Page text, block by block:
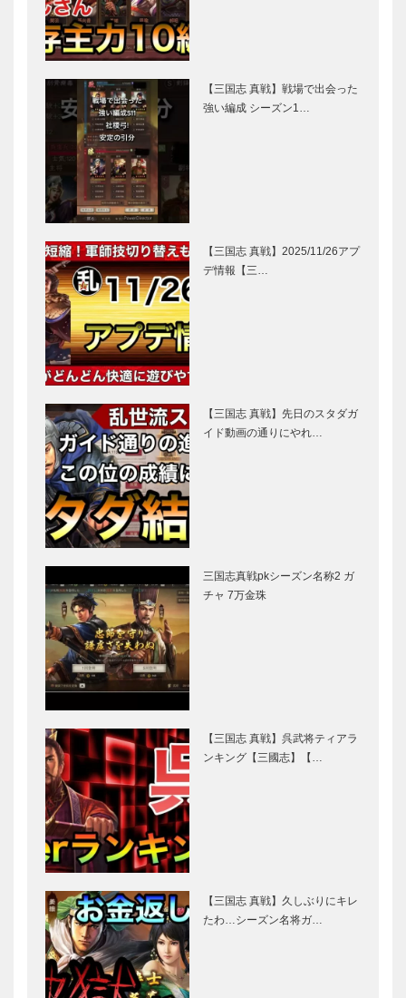
【三国志 真戦】戦場で出会った
強い編成 シーズン1…
【三国志 真戦】2025/11/26アプ
デ情報【三…
【三国志 真戦】先日のスタダガ
イド動画の通りにやれ…
三国志真戦pkシーズン名称2 ガ
チャ 7万金珠
【三国志 真戦】呉武将ティアラ
ンキング【三國志】【…
【三国志 真戦】久しぶりにキレ
たわ…シーズン名将ガ…